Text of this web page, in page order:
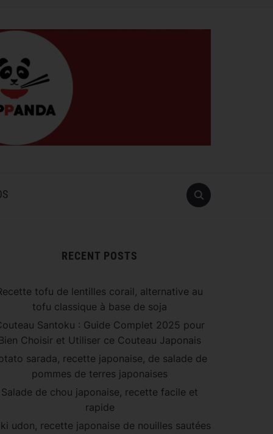
RECENT POSTS
tofu de lentilles corail, alternative au
tofu classique à base de soja
Santoku : Guide Complet 2025 pour
Choisir et Utiliser ce Couteau Japonais
sarada, recette japonaise, de salade de
pommes de terres japonaises
Salade de chou japonaise, recette facile et
rapide
udon, recette japonaise de nouilles sautées